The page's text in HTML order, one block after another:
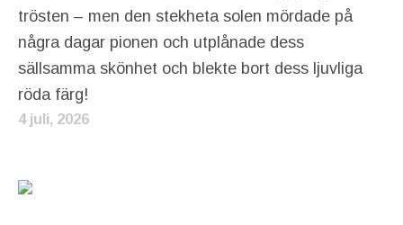
trösten – men den stekheta solen mördade på
några dagar pionen och utplånade dess
sällsamma skönhet och blekte bort dess ljuvliga
röda färg!
4 juli, 2026